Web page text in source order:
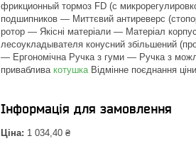
фрикционный тормоз FD (с
подшипников — Миттєвий антиреверс
ротор — Якісні матеріали — Матеріал
лесоукладывателя конусний збільшений
— Ергономічна Ручка з гуми — Ручка з
приваблива котушкаВідмінне поєднання
Інформація для замовлення
Ціна: 1 034,40 ₴